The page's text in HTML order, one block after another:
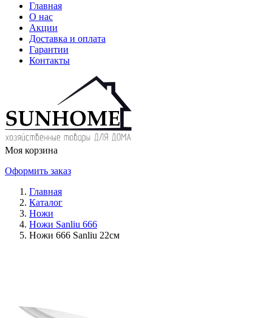
Главная
О нас
Акции
Доставка и оплата
Гарантии
Контакты
Моя корзина
Оформить заказ
Главная
Каталог
Ножи
Ножи Sanliu 666
Ножи 666 Sanliu 22см